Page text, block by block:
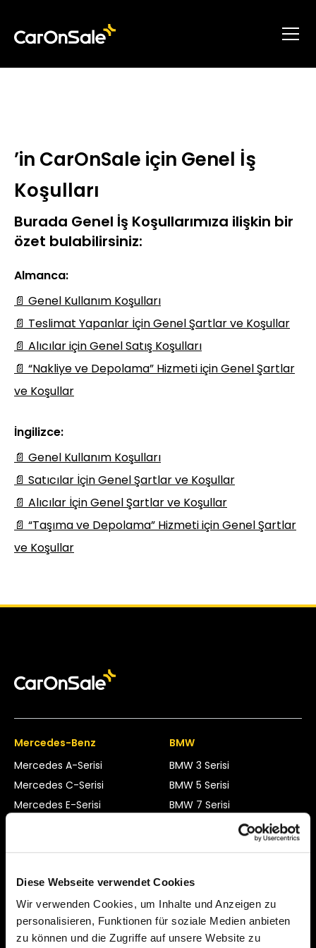
Diese Webseite verwendet Cookies
Wir verwenden Cookies, um Inhalte und Anzeigen zu
personalisieren, Funktionen für soziale Medien anbieten
zu können und die Zugriffe auf unsere Website zu
’in CarOnSale için Genel İş
Koşulları
Burada Genel İş Koşullarımıza ilişkin bir
özet bulabilirsiniz:
Almanca:
📄 Genel Kullanım Koşulları
📄 Teslimat Yapanlar İçin Genel Şartlar ve Koşullar
📄 Alıcılar için Genel Satış Koşulları
📄 “Nakliye ve Depolama” Hizmeti için Genel Şartlar
ve Koşullar
İngilizce:
📄 Genel Kullanım Koşulları
📄 Satıcılar İçin Genel Şartlar ve Koşullar
📄 Alıcılar İçin Genel Şartlar ve Koşullar
📄 “Taşıma ve Depolama” Hizmeti için Genel Şartlar
ve Koşullar
Mercedes-Benz
Mercedes A-Serisi
Mercedes C-Serisi
Mercedes E-Serisi
BMW
BMW 3 Serisi
BMW 5 Serisi
BMW 7 Serisi
Audi
Audi A4
Audi A5
Volkswagen
VW CC / Arteon
VW Golf